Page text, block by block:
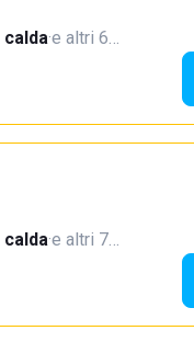
calda·e altri 6…
calda·e altri 7…